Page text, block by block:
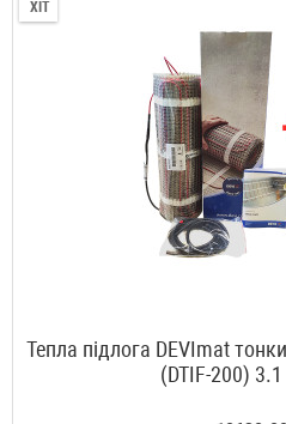
ХІТ
Тепла підлога DEVImat
(DTIF-200)